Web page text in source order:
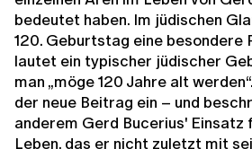
bedeutet haben. Im jüdischen
120. Geburtstag eine besondere
lautet ein typischer jüdischer
man „möge 120 Jahre alt
der neue Beitrag ein – und
anderem Gerd Bucerius' Einsatz
Leben, das er nicht zuletzt mit